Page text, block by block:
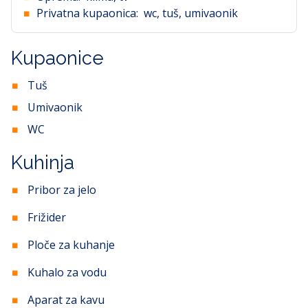
Privatna kupaonica: wc, tuš, umivaonik
Kupaonice
Tuš
Umivaonik
WC
Kuhinja
Pribor za jelo
Frižider
Ploče za kuhanje
Kuhalo za vodu
Aparat za kavu